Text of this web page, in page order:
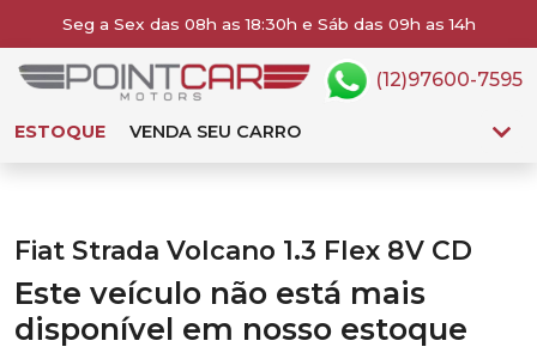
Seg a Sex das 08h as 18:30h e Sáb das 09h as 14h
ESTOQUE VENDA SEU CARRO
(12)97600-7595
Fiat Strada Volcano 1.3 Flex 8V CD
Este veículo não está mais
disponível em nosso estoque